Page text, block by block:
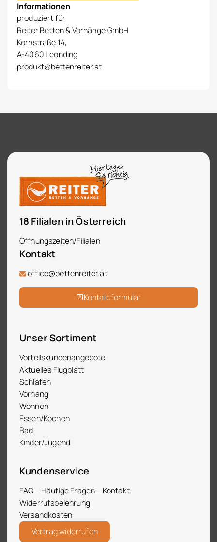
Informationen
produziert für
Reiter Betten & Vorhänge GmbH
Kornstraße 14,
A-4060 Leonding
produkt@bettenreiter.at
18 Filialen in Österreich
Öffnungszeiten/Filialen
Kontakt
office@bettenreiter.at
Kontaktformular
Unser Sortiment
Vorteilskundenangebote
Aktuelles Flugblatt
Schlafen
Vorhang
Wohnen
Essen/Kochen
Bad
Kinder/Jugend
Kundenservice
FAQ – Häufige Fragen – Kontakt
Widerrufsbelehrung
Versandkosten
Vertrag widerrufen